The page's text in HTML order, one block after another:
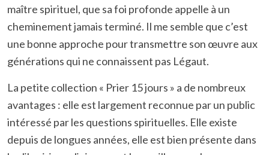
maître spirituel, que sa foi profonde appelle à un
cheminement jamais terminé. Il me semble que c’est
une bonne approche pour transmettre son œuvre aux
générations qui ne connaissent pas Légaut.
La petite collection « Prier 15 jours » a de nombreux
avantages : elle est largement reconnue par un public
intéressé par les questions spirituelles. Elle existe
depuis de longues années, elle est bien présente dans